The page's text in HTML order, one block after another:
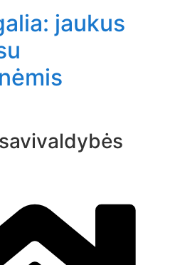
jaukus